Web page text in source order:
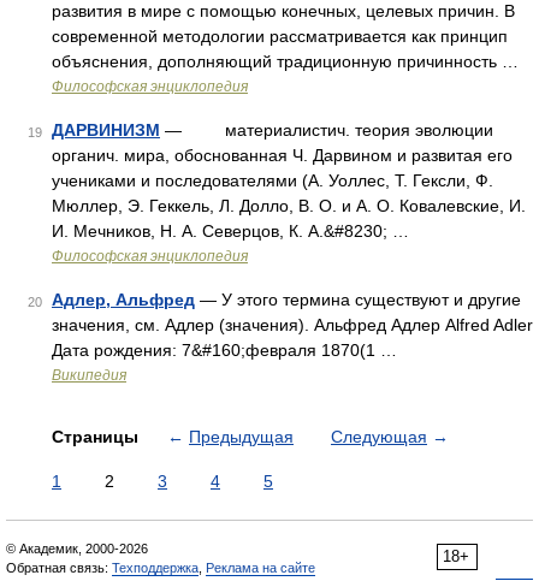
развития в мире с помощью конечных, целевых причин. В
современной методологии рассматривается как принцип
объяснения, дополняющий традиционную причинность …
Философская энциклопедия
19 ДАРВИНИЗМ — материалистич. теория эволюции
органич. мира, обоснованная Ч. Дарвином и развитая его
учениками и последователями (А. Уоллес, Т. Гексли, Ф.
Мюллер, Э. Геккель, Л. Долло, В. О. и А. О. Ковалевские, И.
И. Мечников, Н. А. Северцов, К. А.&#8230; …
Философская энциклопедия
20 Адлер, Альфред — У этого термина существуют и другие
значения, см. Адлер (значения). Альфред Адлер Alfred Adler
Дата рождения: 7&#160;февраля 1870(1 …
Википедия
Страницы ← Предыдущая Следующая →
1 2 3 4 5
18+
© Академик, 2000-2026
Обратная связь: Техподдержка Реклама на сайте